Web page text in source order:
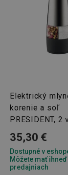
Elektrický
korenie a soľ
PRESIDENT, 2
35,30 €
Dostupné v
Môžete mať ihneď
predajniach